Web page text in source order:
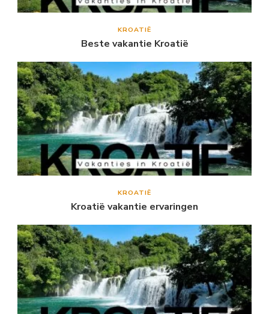
KROATIË
Beste vakantie Kroatië
KROATIË
Kroatië vakantie ervaringen